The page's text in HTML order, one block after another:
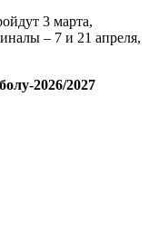
3 марта,
– 7 и 21 апреля,
2026/2027